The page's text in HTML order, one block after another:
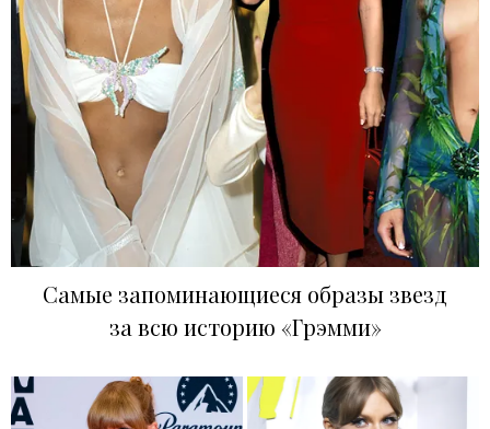
Самые запоминающиеся образы звезд
за всю историю «Грэмми»